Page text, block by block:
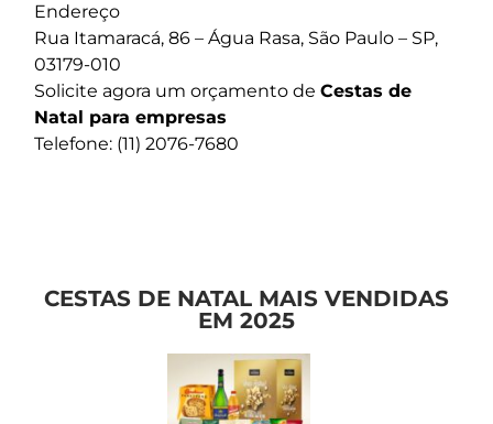
Endereço
Rua Itamaracá, 86 – Água Rasa, São Paulo – SP,
03179-010
Solicite agora um orçamento de Cestas de
Natal para empresas
Telefone: (11) 2076-7680
CESTAS DE NATAL MAIS VENDIDAS
EM 2025